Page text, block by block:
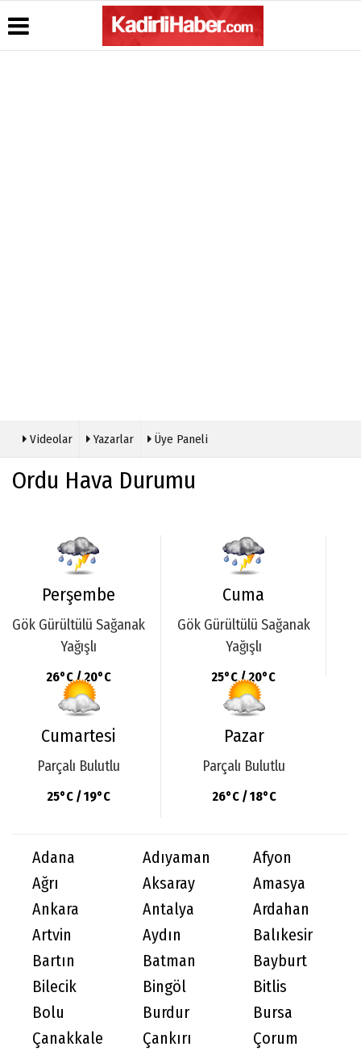
Videolar Yazarlar Üye Paneli
Ordu Hava Durumu
Perşembe
Gök Gürültülü Sağanak
Yağışlı
26°C / 20°C
Cuma
Gök Gürültülü Sağanak
Yağışlı
25°C / 20°C
Cumartesi
Parçalı Bulutlu
25°C / 19°C
Pazar
Parçalı Bulutlu
26°C / 18°C
Adana Adıyaman
Afyon
Ağrı
Aksaray
Amasya
Ankara
Antalya
Ardahan
Artvin
Aydın
Balıkesir
Bartın
Batman
Bayburt
Bilecik
Bingöl
Bitlis
Bolu
Burdur
Bursa
Çanakkale
Çankırı
Çorum